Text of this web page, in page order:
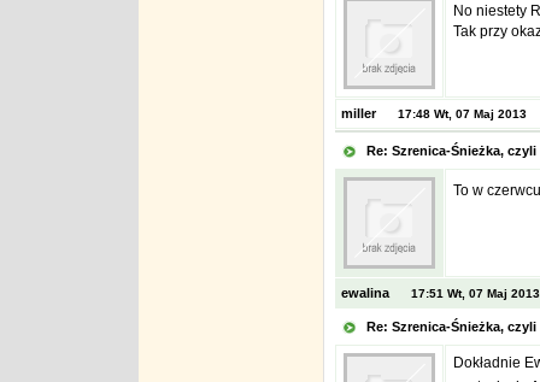
No niestety
Tak przy
miller 17:48 Wt, 07 Maj 2013
Re: Szrenica-Śnieżka,
To w
ewalina 17:51 Wt, 07 Maj 2013
Re: Szrenica-Śnieżka,
Dokładnie